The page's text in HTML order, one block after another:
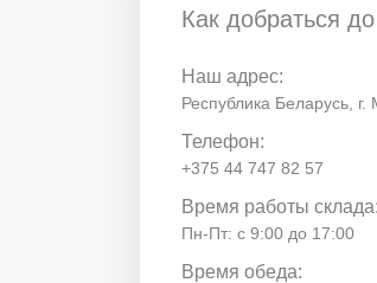
Как добраться
Наш адрес:
Республика Беларусь,
Телефон:
+375 44 747 82 57
Время работы склада:
Пн-Пт: с 9:00 до 17:00
Время обеда: